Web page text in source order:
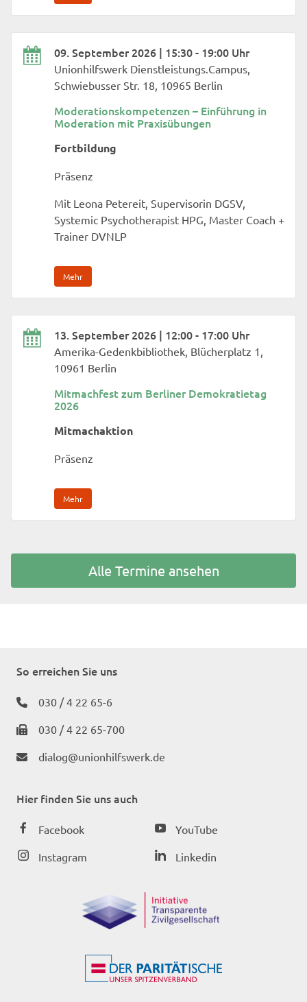
09. September 2026 | 15:30 - 19:00 Uhr
Unionhilfswerk Dienstleistungs.Campus,
Schwiebusser Str. 18, 10965 Berlin
Moderationskompetenzen – Einführung in
Moderation mit Praxisübungen
Fortbildung
Präsenz
Mit Leona Petereit, Supervisorin DGSV,
Systemic Psychotherapist HPG, Master Coach +
Trainer DVNLP
Mehr
13. September 2026 | 12:00 - 17:00 Uhr
Amerika-Gedenkbibliothek, Blücherplatz 1,
10961 Berlin
Mitmachfest zum Berliner Demokratietag
2026
Mitmachaktion
Präsenz
Mehr
Alle Termine ansehen
So erreichen Sie uns
030 / 4 22 65-6
030 / 4 22 65-700
dialog@unionhilfswerk.de
Hier finden Sie uns auch
Facebook
Instagram
YouTube
Linkedin